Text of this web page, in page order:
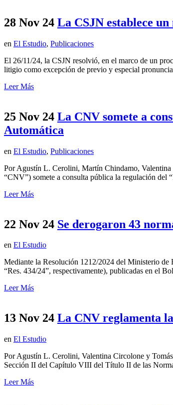
28 Nov 24 La CSJN establece
en El Estudio, Publicaciones
El 26/11/24, la CSJN resolvió, en el marco de un
litigio como excepción de previo y especial
Leer Más
25 Nov 24 La CNV somete a
Automática
en El Estudio, Publicaciones
Por Agustín L. Cerolini, Martín Chindamo,
“CNV”) somete a consulta pública la regulación del
Leer Más
22 Nov 24 Se derogaron 43
en El Estudio
Mediante la Resolución 1212/2024 del Ministerio de
“Res. 434/24”, respectivamente), publicadas en el
Leer Más
13 Nov 24 La CNV reglamenta
en El Estudio
Por Agustín L. Cerolini, Valentina Circolone y
Sección II del Capítulo VIII del Título II de las
Leer Más